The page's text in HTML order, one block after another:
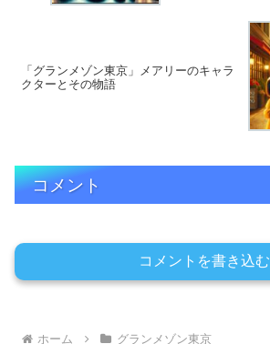
「グランメゾン東京」メアリーのキャラ
クターとその物語
コメント
コメントを書き込む
ホーム グランメゾン東京